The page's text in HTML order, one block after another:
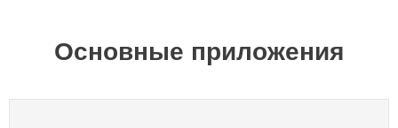
Основные приложения